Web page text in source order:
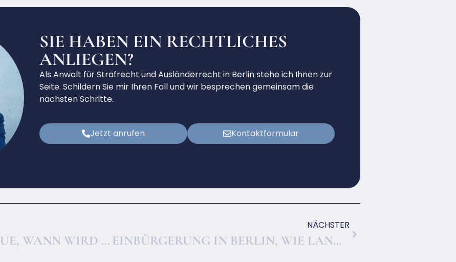
SIE HABEN EIN RECHTLICHES
ANLIEGEN?
Als Anwalt für Strafrecht und Ausländerrecht in Berlin stehe ich Ihnen zur
Seite. Schildern Sie mir Ihren Fall und wir besprechen gemeinsam die
nächsten Schritte.
Jetzt anrufen Kontaktformular
BETRUG UND UNTREUE, WANN WIRD ES ZUM STRAFVERFAHREN?
NÄCHSTER
EINBÜRGERUNG IN BERLIN, WIE LANGE DAUERT DAS VERFAHREN WIRKLICH?